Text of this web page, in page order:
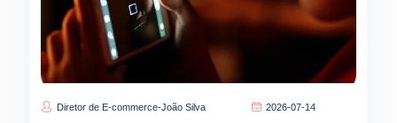
Diretor de E-commerce-João Silva 2026-07-14